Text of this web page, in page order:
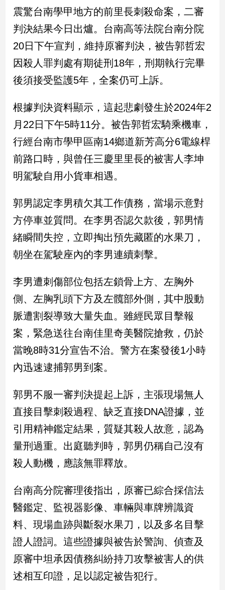
政
治
政
治
焦
品
點
民
調
國
會
點
觀
兩
岸/
際
社
地
方
新
冠
病
專
區
南
台
灣
點
南
台
灣
觀
點
震驚台南學甲地方的前里長刺殺命案，二審
判決結果今日出爐。台南高等法院台南分院
20日下午宣判，維持原審判決，被告郭哲宏
因殺人罪判處有期徒刑18年，刑期執行完畢
後須接受監護5年，全案仍可上訴。
根據判決資料顯示，這起悲劇發生於2024年2
月22日下午5時11分。被告郭哲宏騎乘機車，
行經台南市學甲區南14鄉道新芳高分6電線桿
前路口時，與曾任三慶里里長的被害人李坤
明駕駛自用小貨車相遇。
郭男認定李男積欠其工作債務，當場示意對
方停車並質問。在李男否認欠款後，郭男情
緒瞬間失控，立即掏出預先藏匿的水果刀，
朝坐在駕駛座內的李男連續刺擊。
李男遭刺傷部位包括左鎖骨上方、左胸外
側、左胸乳頭下方及左髖部外側，其中股動
脈遭割裂導致大量失血。雖經民眾目擊報
案，緊急送往台南佳里奇美醫院搶救，仍於
當晚8時31分宣告不治。警方在案發後1小時
內迅速逮捕郭男到案。
郭男不服一審判決提起上訴，主張現場無人
直接目擊刺殺過程、缺乏直接DNA證據，並
引用精神鑑定結果，質疑其殺人故意，認為
量刑過重。出庭聽判時，郭男仍稱自己沒有
殺人動機，應該無罪釋放。
台南高分院審理後指出，原審已綜合採信法
醫鑑定、監視器影像、車輛與車牌辨識資
料、現場血跡與斷裂水果刀，以及多名目擊
證人證詞。這些證據與被告於警詢、偵查及
原審中坦承因債務糾紛持刀攻擊被害人的供
述相互印證，足以認定被告犯行。